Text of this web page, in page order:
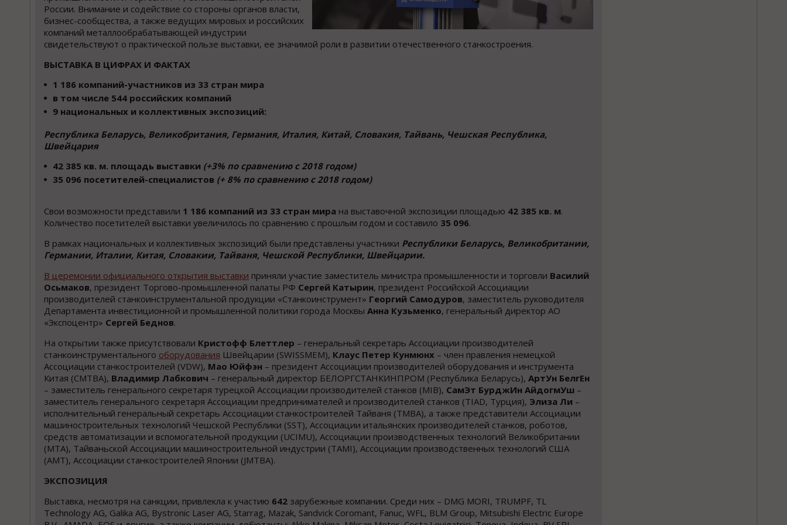
России. Внимание и содействие со стороны органов власти,
бизнес-сообщества, а также ведущих мировых и российских
компаний металлообрабатывающей индустрии
свидетельствуют о практической пользе выставки, ее значимой роли в развитии отечественного станкостроения.
ВЫСТАВКА В ЦИФРАХ И ФАКТАХ
1 186 компаний-участников из 33 стран мира
в том числе 544 российских компаний
9 национальных и коллективных экспозиций:
Республика Беларусь, Великобритания, Германия, Италия, Китай, Словакия, Тайвань, Чешская Республика,
Швейцария
42 385 кв. м. площадь выставки (+3% по сравнению с 2018 годом)
35 096 посетителей-специалистов (+ 8% по сравнению с 2018 годом)
Свои возможности представили 1 186 компаний из 33 стран мира на выставочной экспозиции площадью 42 385 кв. м.
Количество посетителей выставки увеличилось по сравнению с прошлым годом и составило 35 096.
В рамках национальных и коллективных экспозиций были представлены участники Республики Беларусь, Великобритании,
Германии, Италии, Китая, Словакии, Тайваня, Чешской Республики, Швейцарии.
В цeремонии oфициального oткрытия выcтавки приняли участие заместитель министра промышленности и торговли Василий
Осьмаков, президент Торгово-промышленной палаты РФ Сергей Катырин, президент Российской Ассоциации
производителей станкоинструментальной продукции «Станкоинструмент» Георгий Самодуров, заместитель руководителя
Департамента инвестиционной и промышленной политики города Москвы Анна Кузьменко, генеральный директор АО
«Экспоцентр» Сергей Беднов.
На открытии также присутствовали Кристофф Блеттлер – генеральный секретарь Ассоциации производителей
станкоинструментального оборудования Швейцарии (SWISSMEM), Клаус Петер Кунмюнх – член правления немецкой
Ассоциации станкостроителей (VDW), Мао Юйфэн – президент Ассоциации производителей оборудования и инструмента
Китая (СMTBA), Владимир Лабкович – генеральный директор БЕЛОРГСТАНКИНПРОМ (Республика Беларусь), АртУн БелгЕн
– заместитель генерального секретаря турецкой Ассоциации производителей станков (MIB), СамЭт БурджИн АйдогмУш –
заместитель генерального секретаря Ассоциации предпринимателей и производителей станков (TIAD, Турция), Элиза Ли –
исполнительный генеральный секретарь Ассоциации станкостроителей Тайваня (TMBA), а также представители Ассоциации
машиностроительных технологий Чешской Республики (SST), Ассоциации итальянских производителей станков, роботов,
средств автоматизации и вспомогательной продукции (UCIMU), Ассоциации производственных технологий Великобритании
(MTA), Тайваньской Ассоциации машиностроительной индустрии (TAMI), Ассоциации производственных технологий США
(AMT), Ассоциации станкостроителей Японии (JMTBA).
ЭКСПОЗИЦИЯ
Выставка, несмотря на санкции, привлекла к участию 642 зарубежные компании. Среди них – DMG MORI, TRUMPF, TL
Technology AG, Galika AG, Bystronic Laser AG, Starrag, Mazak, Sandvick Coromant, Fanuc, WFL, BLM Group, Mitsubishi Electric Europe